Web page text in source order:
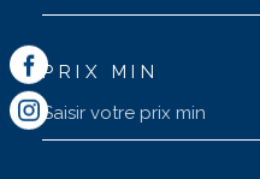
PRIX MIN